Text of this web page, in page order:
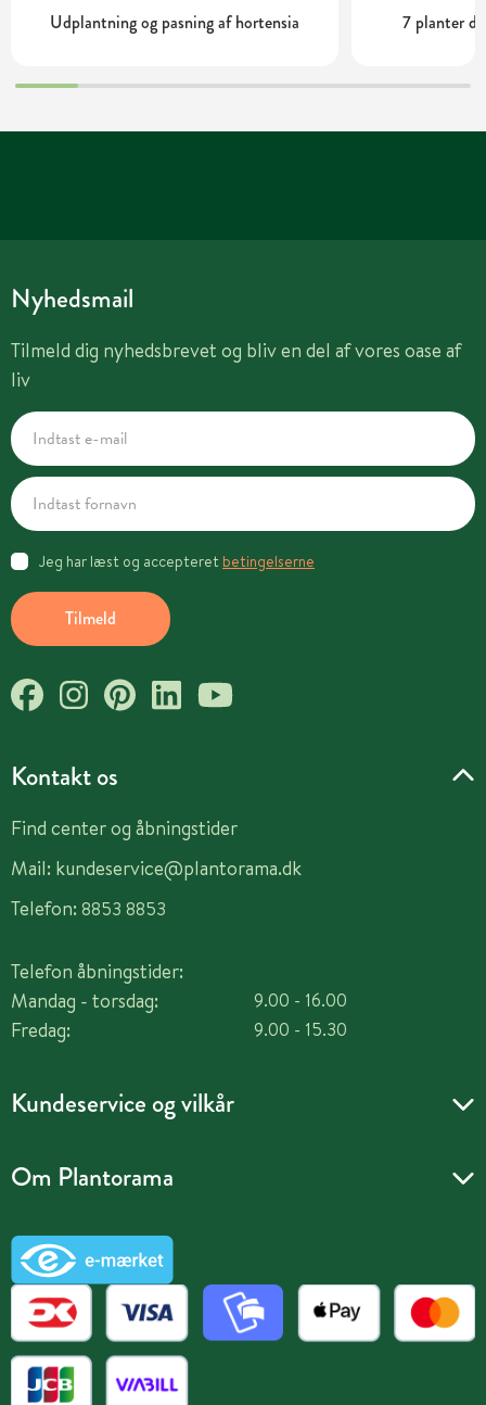
Udplantning og pasning af hortensia 7 planter
Kontakt os
Find center og åbningstider
Mail: kundeservice@plantorama.dk
Telefon: 8853 8853
Telefon åbningstider:
Mandag - torsdag:
Fredag:
9.00 - 16.00
9.00 - 15.30
Kundeservice og vilkår
Om Plantorama
Nyhedsmail
Tilmeld dig nyhedsbrevet og bliv en del af vores oase af
liv
Tilmeld
Jeg har læst og accepteret betingelserne